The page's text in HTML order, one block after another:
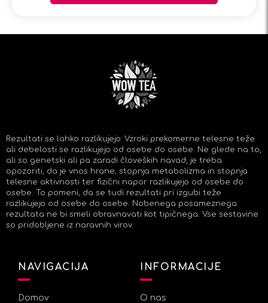
Rezultati se lahko razlikujejo: Vzroki prekomerne telesne teže
ali debelosti se razlikujejo od osebe do osebe. Ne glede na to,
ali so genetski ali pa zaradi človeških navad, je treba
opozoriti, da je vnos hrane, stopnja metabolizma in stopnja
telesne aktivnosti ter fizični napor razlikujejo od osebe do
osebe. To pomeni, da se tudi rezultati pri izgubi teže
razlikujejo od osebe do osebe. Nobenega posameznega
rezultata ne bi smeli obravnavati kot tipičnega. Vse sestavine
so pridobljene iz naravnih virov.
NAVIGACIJA
Domov
INFORMACIJE
O nas